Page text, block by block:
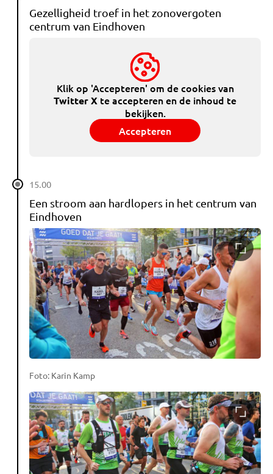
Gezelligheid troef in het zonovergoten
centrum van Eindhoven
Klik op 'Accepteren' om de cookies van
Twitter X te accepteren en de inhoud te
bekijken.
Accepteren
15.00
Een stroom aan hardlopers in het centrum van
Eindhoven
Foto: Karin Kamp